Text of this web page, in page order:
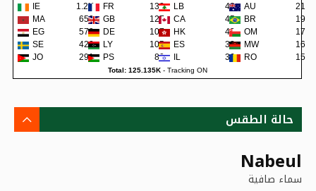
IE
1.2K FR 138 LB 48 AU
21
MA
659 GB 127 CA 45 BR
19
EG
579 DE 107 HK 42 OM
17
SE
422 LY 105 ES 38 MW
16
JO
291 PS 80 IL 36 RO 15
Total: 125.135K- Tracking ON
حالة الطقس
Nabeul
سماء صافية